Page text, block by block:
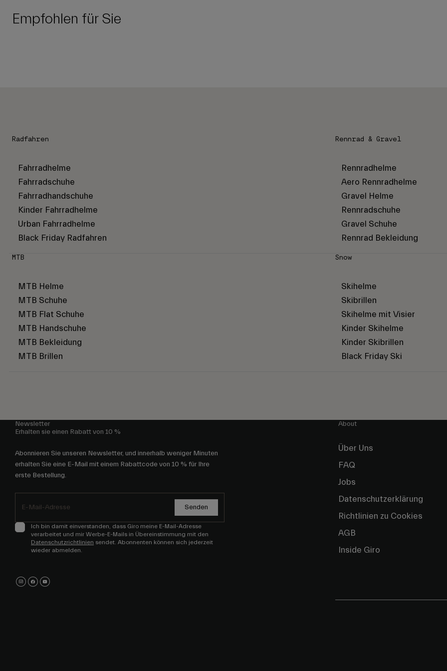
Empfohlen für Sie
Radfahren
Fahrradhelme
Fahrradschuhe
Fahrradhandschuhe
Kinder Fahrradhelme
Urban Fahrradhelme
Black Friday Radfahren
Rennrad & Gravel
Rennradhelme
Aero Rennradhelme
Gravel Helme
Rennradschuhe
Gravel Schuhe
Rennrad Bekleidung
MTB
MTB Helme
MTB Schuhe
MTB Flat Schuhe
MTB Handschuhe
MTB Bekleidung
MTB Brillen
Snow
Skihelme
Skibrillen
Skihelme mit Visier
Kinder Skihelme
Kinder Skibrillen
Black Friday Ski
Newsletter
Erhalten sie einen Rabatt von 10 %
Abonnieren Sie unseren Newsletter, und innerhalb weniger Minuten
erhalten Sie eine E-Mail mit einem Rabattcode von 10 % für Ihre
erste Bestellung.
Senden
Ich bin damit einverstanden, dass Giro meine E-Mail-Adresse
verarbeitet und mir Werbe-E-Mails in Übereinstimmung mit den
Datenschutzrichtlinien sendet. Abonnenten können sich jederzeit
wieder abmelden.
About
Über Uns
FAQ
Jobs
Datenschutzerklärung
Richtlinien zu Cookies
AGB
Inside Giro